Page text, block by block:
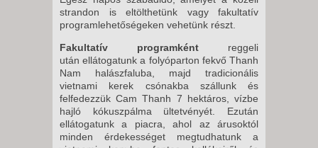
strandon is eltölthetünk vagy fakultatív
programlehetőségeken vehetünk részt.
Fakultatív programként reggeli
után ellátogatunk a folyóparton fekvő Thanh
Nam halászfaluba, majd tradicionális
vietnami kerek csónakba szállunk és
felfedezzük Cam Thanh 7 hektáros, vízbe
hajló kókuszpálma ültetvényét. Ezután
ellátogatunk a piacra, ahol az árusoktól
minden érdekességet megtudhatunk a